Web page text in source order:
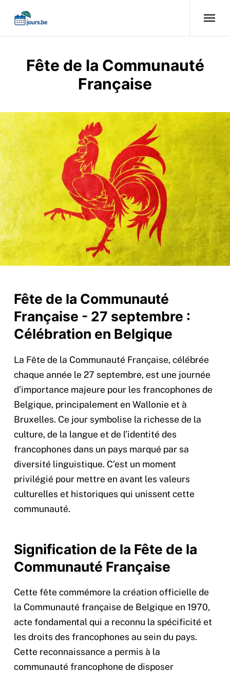
Fête de la Communauté
Française
Fête de la Communauté
Française - 27 septembre :
Célébration en Belgique
La Fête de la Communauté Française, célébrée
chaque année le 27 septembre, est une journée
d’importance majeure pour les francophones de
Belgique, principalement en Wallonie et à
Bruxelles. Ce jour symbolise la richesse de la
culture, de la langue et de l’identité des
francophones dans un pays marqué par sa
diversité linguistique. C’est un moment
privilégié pour mettre en avant les valeurs
culturelles et historiques qui unissent cette
communauté.
Signification de la Fête de la
Communauté Française
Cette fête commémore la création officielle de
la Communauté française de Belgique en 1970,
acte fondamental qui a reconnu la spécificité et
les droits des francophones au sein du pays.
Cette reconnaissance a permis à la
communauté francophone de disposer